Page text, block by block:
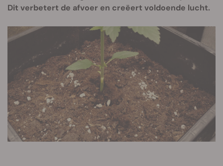
Dit verbetert de afvoer en creëert voldoende lucht.